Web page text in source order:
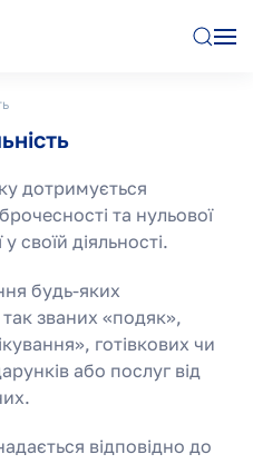
дотримується
та нульової
своїй діяльності.
будь-яких
званих «подяк»,
готівкових чи
або послуг від
відповідно до